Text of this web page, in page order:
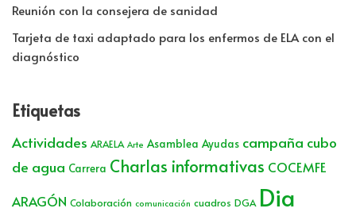
Reunión con la consejera de sanidad
Tarjeta de taxi adaptado para los enfermos de ELA con el
diagnóstico
Etiquetas
Actividades ARAELA Arte Asamblea Ayudas campaña cubo
de agua Carrera Charlas informativas COCEMFE
ARAGÓN Colaboración comunicación cuadros DGA Dia